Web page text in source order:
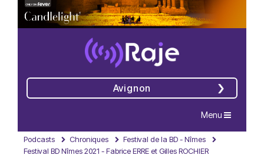
Avignon
Navigation
Menu
Podcasts Chroniques
Festival de la BD - Nîmes
Festival BD Nîmes 2021 - Fabrice ERRE et Gilles ROCHIER